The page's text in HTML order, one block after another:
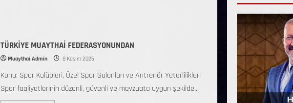
TÜRKİYE MUAYTHAİ FEDERASYONUNDAN
Muaythai Admin 8 Kasım 2025
Konu: Spor Kulüpleri, Özel Spor Salonları ve Antrenör Yeterlilikleri
Spor faaliyetlerinin düzenli, güvenli ve mevzuata uygun şekilde...